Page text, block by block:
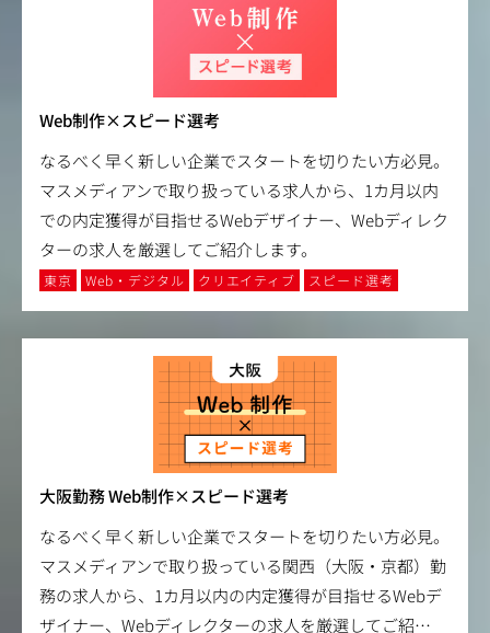
Web制作×スピード選考
なるべく早く新しい企業でスタートを切りたい方必見。
マスメディアンで取り扱っている求人から、1カ月以内
での内定獲得が目指せるWebデザイナー、Webディレク
ターの求人を厳選してご紹介します。
東京 Web・デジタル クリエイティブ スピード選考
大阪勤務 Web制作×スピード選考
なるべく早く新しい企業でスタートを切りたい方必見。
マスメディアンで取り扱っている関西（大阪・京都）勤
務の求人から、1カ月以内の内定獲得が目指せるWebデ
ザイナー、Webディレクターの求人を厳選してご紹…